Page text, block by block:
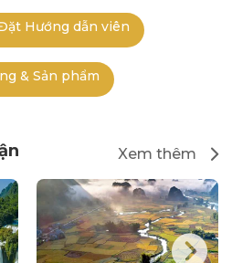
Hướng dẫn viên
& Sản phẩm
Xem thêm